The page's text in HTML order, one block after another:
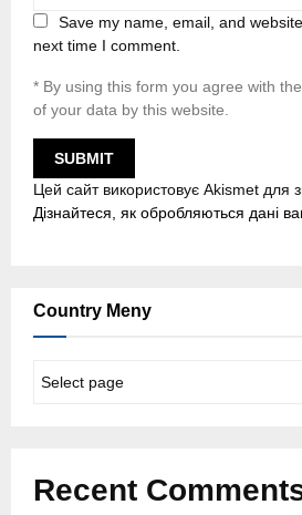
Save my name, email, and
next time I comment.
* By using this form you agree with
of your data by this website.
Цей сайт використовує Akismet для
Дізнайтеся, як обробляються дані
Country Meny
Recent